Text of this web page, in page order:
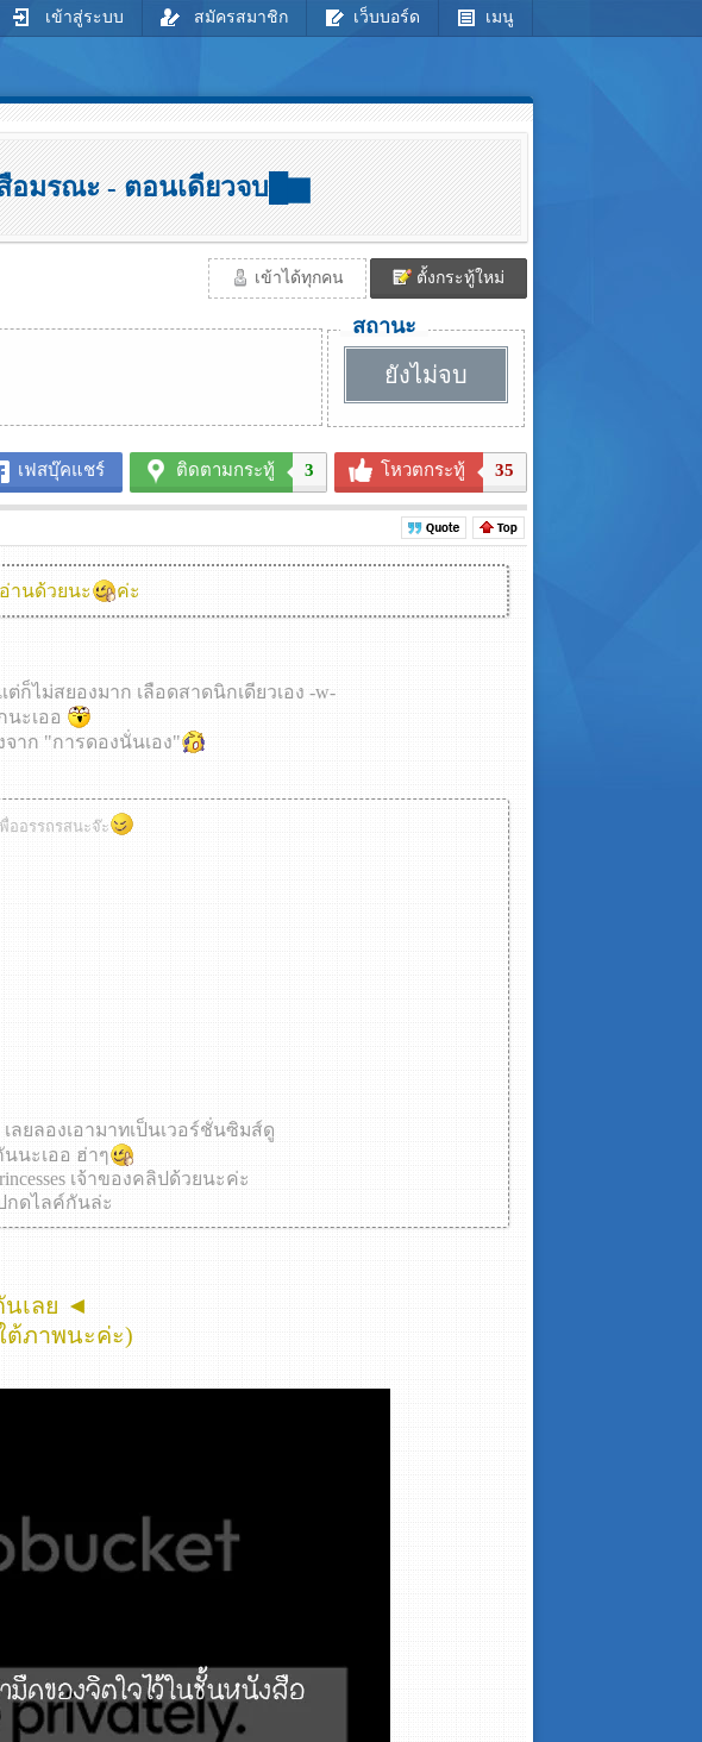
เข้าสู่ระบบ สมัครสมาชิก เว็บบอร์ด เมนู
อมรณะ - ตอนเดียวจบ█▆
เข้าได้ทุกคน ตั้งกระทู้ใหม่
สถานะ
ยังไม่จบ
เฟสบุ๊คแชร์ ติดตามกระทู้ 3 โหวตกระทู้ 35
านด้วยนะ ค่ะ
ก็ไม่สยองมาก เลือดสาดนิกเดียวเอง -w-
นะเออ
จาก "การดองนั่นเอง"
ออรรถรสนะจ๊ะ
เลยลองเอามาทเป็นเวอร์ชั่นซิมส์ดู
นะเออ ฮ่าๆ
เจ้าของคลิปด้วยนะค่ะ
กดไลค์กันล่ะ
เลย ◄
ต้ภาพนะค่ะ)